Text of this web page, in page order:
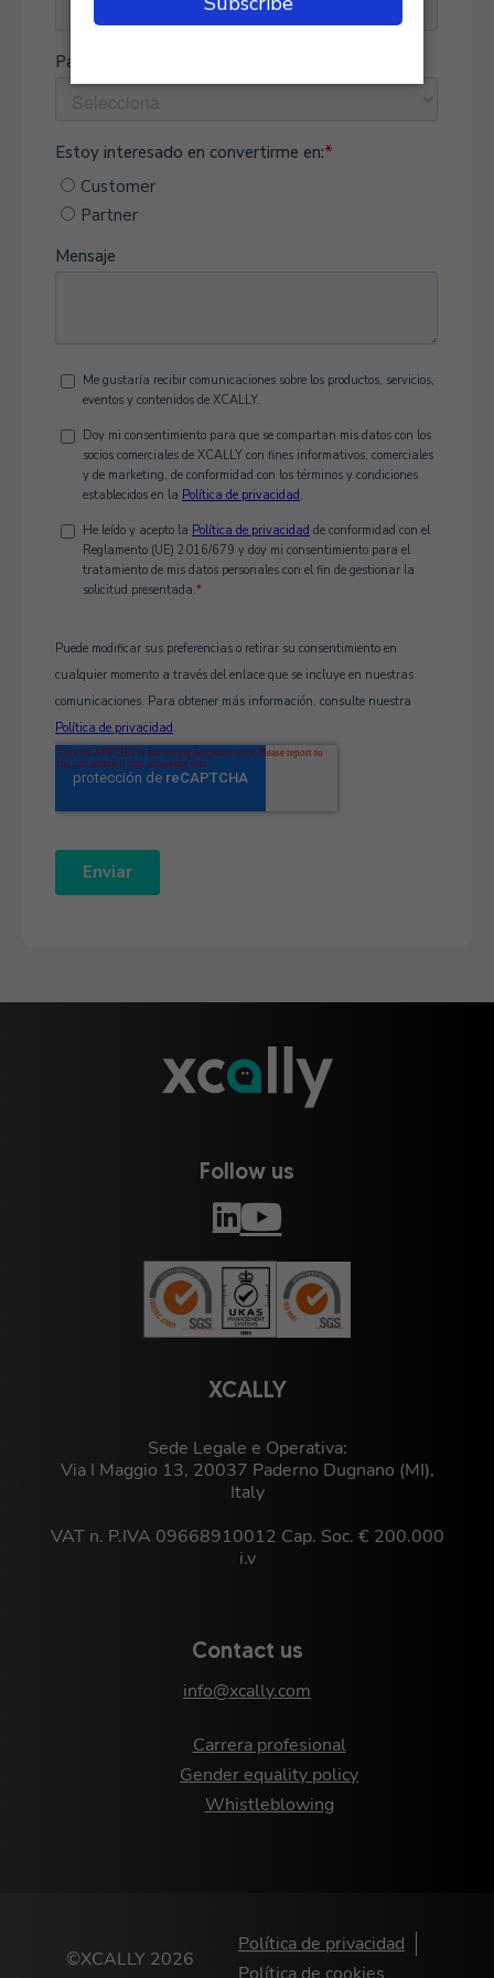
XCALLY
Sede Legale e Operativa:
Via I Maggio 13, 20037 Paderno Dugnano (MI),
Italy
VAT n. P.IVA 09668910012 Cap. Soc. € 200.000
i.v
Contact us
info@xcally.com
Carrera profesional
Gender equality policy
Whistleblowing
Follow us
©XCALLY 2026
Política de privacidad